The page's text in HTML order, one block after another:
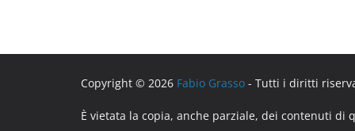
Copyright © 2026 Fabio Grasso - Tutti i diritti
È vietata la copia, anche parziale, dei contenuti